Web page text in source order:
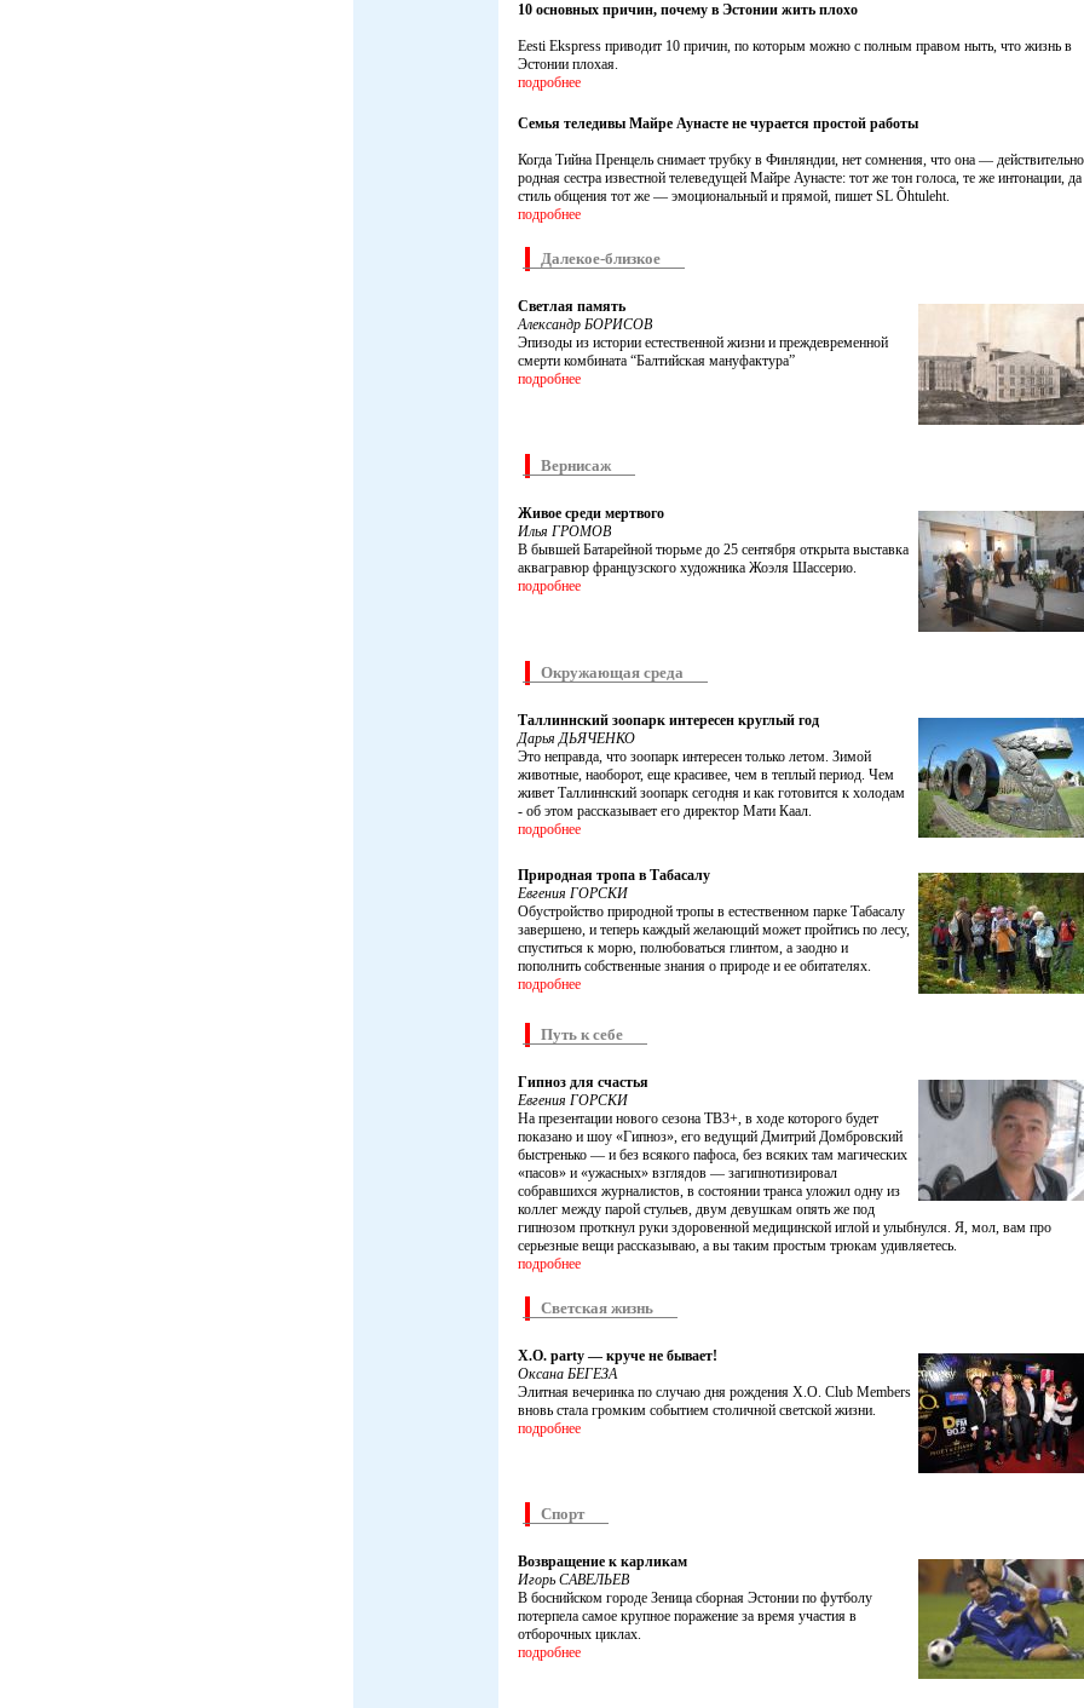
10 основных причин, почему в Эстонии жить плохо
Eesti Ekspress приводит 10 причин, по которым можно с полным правом ныть, что жизнь в
Эстонии плохая.
подробнее
Семья теледивы Майре Аунасте не чурается простой работы
Когда Тийна Пренцель снимает трубку в Финляндии, нет сомнения, что она — действительно
родная сестра известной телеведущей Майре Аунасте: тот же тон голоса, те же интонации,
стиль общения тот же — эмоциональный и прямой, пишет SL Õhtuleht.
подробнее
Далекое-близкое
Светлая память
Александр БОРИСОВ
Эпизоды из истории естественной жизни и преждевременной
смерти комбината “Балтийская мануфактура”
подробнее
Вернисаж
Живое среди мертвого
Илья ГРОМОВ
В бывшей Батарейной тюрьме до 25 сентября открыта выставка
аквагравюр французского художника Жоэля Шассерио.
подробнее
Окружающая среда
Таллиннский зоопарк интересен круглый год
Дарья ДЬЯЧЕНКО
Это неправда, что зоопарк интересен только летом. Зимой
животные, наоборот, еще красивее, чем в теплый период. Чем
живет Таллиннский зоопарк сегодня и как готовится к холодам
- об этом рассказывает его директор Мати Каал.
подробнее
Природная тропа в Табасалу
Евгения ГОРСКИ
Обустройство природной тропы в естественном парке Табасалу
завершено, и теперь каждый желающий может пройтись по лесу,
спуститься к морю, полюбоваться глинтом, а заодно и
пополнить собственные знания о природе и ее обитателях.
подробнее
Путь к себе
Гипноз для счастья
Евгения ГОРСКИ
На презентации нового сезона ТВ3+, в ходе которого будет
показано и шоу «Гипноз», его ведущий Дмитрий Домбровский
быстренько — и без всякого пафоса, без всяких там магических
«пасов» и «ужасных» взглядов — загипнотизировал
собравшихся журналистов, в состоянии транса уложил одну из
коллег между парой стульев, двум девушкам опять же под
гипнозом проткнул руки здоровенной медицинской иглой и улыбнулся. Я, мол, вам про
серьезные вещи рассказываю, а вы таким простым трюкам удивляетесь.
подробнее
Светская жизнь
Х.О. party — круче не бывает!
Оксана БЕГЕЗА
Элитная вечеринка по случаю дня рождения Х.О. Club Members
вновь стала громким событием столичной светской жизни.
подробнее
Спорт
Возвращение к карликам
Игорь САВЕЛЬЕВ
В боснийском городе Зеница сборная Эстонии по футболу
потерпела самое крупное поражение за время участия в
отборочных циклах.
подробнее